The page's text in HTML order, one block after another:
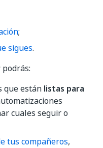
;
sigues.
podrás:
que están listas para
cuales seguir o
tus compañeros,